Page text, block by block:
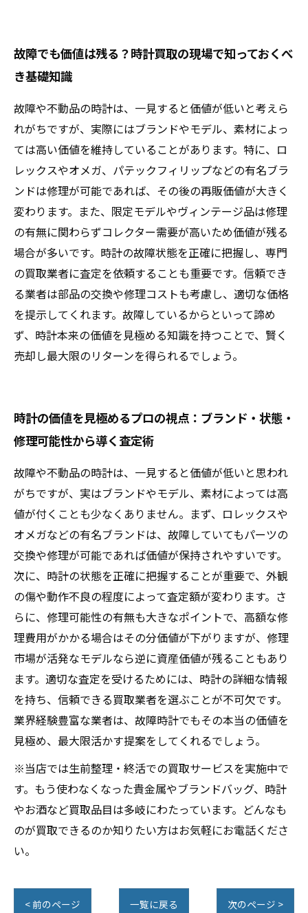
故障でも価値は残る？時計買取の現場で知っておくべ
き基礎知識
故障や不動品の時計は、一見すると価値が低いと考えら
れがちですが、実際にはブランドやモデル、素材によっ
ては高い価値を維持していることがあります。特に、ロ
レックスやオメガ、パテックフィリップなどの有名ブラ
ンドは修理が可能であれば、その後の再販価値が大きく
変わります。また、限定モデルやヴィンテージ品は修理
の有無に関わらずコレクター需要が高いため価値が残る
場合が多いです。時計の故障状態を正確に把握し、専門
の買取業者に査定を依頼することも重要です。信頼でき
る業者は部品の交換や修理コストも考慮し、適切な価格
を提示してくれます。故障しているからといって諦め
ず、時計本来の価値を見極める知識を持つことで、賢く
売却し最大限のリターンを得られるでしょう。
時計の価値を見極めるプロの視点：ブランド・状態・
修理可能性から導く査定術
故障や不動品の時計は、一見すると価値が低いと思われ
がちですが、実はブランドやモデル、素材によっては高
値が付くことも少なくありません。まず、ロレックスや
オメガなどの有名ブランドは、故障していてもパーツの
交換や修理が可能であれば価値が保持されやすいです。
次に、時計の状態を正確に把握することが重要で、外観
の傷や動作不良の程度によって査定額が変わります。さ
らに、修理可能性の有無も大きなポイントで、高額な修
理費用がかかる場合はその分価値が下がりますが、修理
市場が活発なモデルなら逆に資産価値が残ることもあり
ます。適切な査定を受けるためには、時計の詳細な情報
を持ち、信頼できる買取業者を選ぶことが不可欠です。
業界経験豊富な業者は、故障時計でもその本当の価値を
見極め、最大限活かす提案をしてくれるでしょう。
※当店では生前整理・終活での買取サービスを実施中で
す。もう使わなくなった貴金属やブランドバッグ、時計
やお酒など買取品目は多岐にわたっています。どんなも
のが買取できるのか知りたい方はお気軽にお電話くださ
い。
< 前のページ 一覧に戻る 次のページ >